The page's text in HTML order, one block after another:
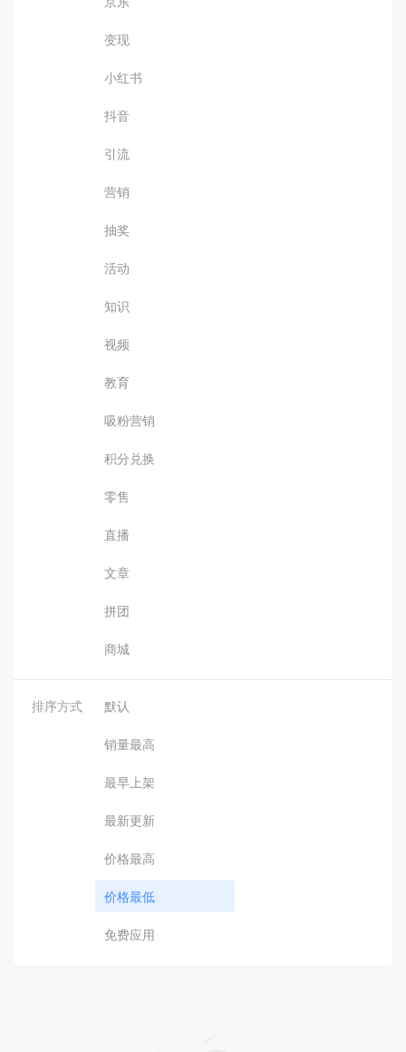
变现
小红书
抖音
引流
营销
抽奖
活动
知识
视频
教育
吸粉营销
积分兑换
零售
直播
文章
拼团
商城
排序方式 默认
销量最高
最早上架
最新更新
价格最高
价格最低
免费应用